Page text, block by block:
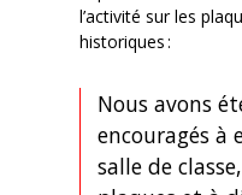
l’activité sur les
historiques :
Nous avons
encouragés à
salle de